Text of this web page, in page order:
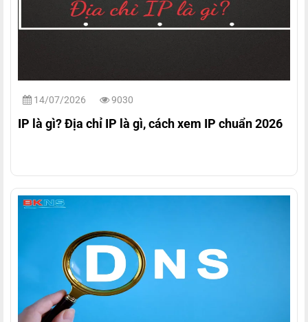
14/07/2026 9030
IP là gì? Địa chỉ IP là gì, cách xem IP chuẩn 2026